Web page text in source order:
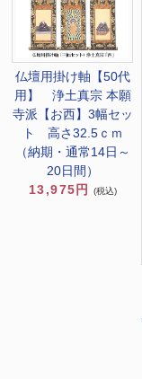
仏壇用掛け軸【50代
用】 浄土真宗 本願
寺派【お西】3幅セッ
ト 高さ32.5ｃｍ
（納期・通常14日～
20日間）
13,975円
(税込)